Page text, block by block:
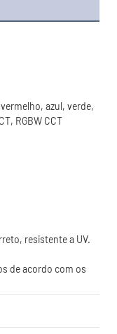
azul, verde,
de acordo com os